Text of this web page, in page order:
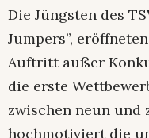
Die Jüngsten des
Jumpers”,
Auftritt außer
die erste
zwischen neun und
hochmotiviert die